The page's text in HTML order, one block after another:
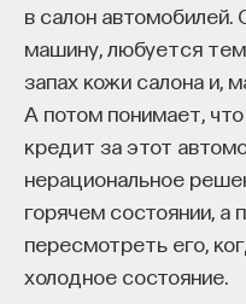
в салон
машину, любуется
запах кожи салона и,
А потом понимает,
кредит за этот
нерациональное
горячем состоянии, а
пересмотреть его,
холодное состояние.